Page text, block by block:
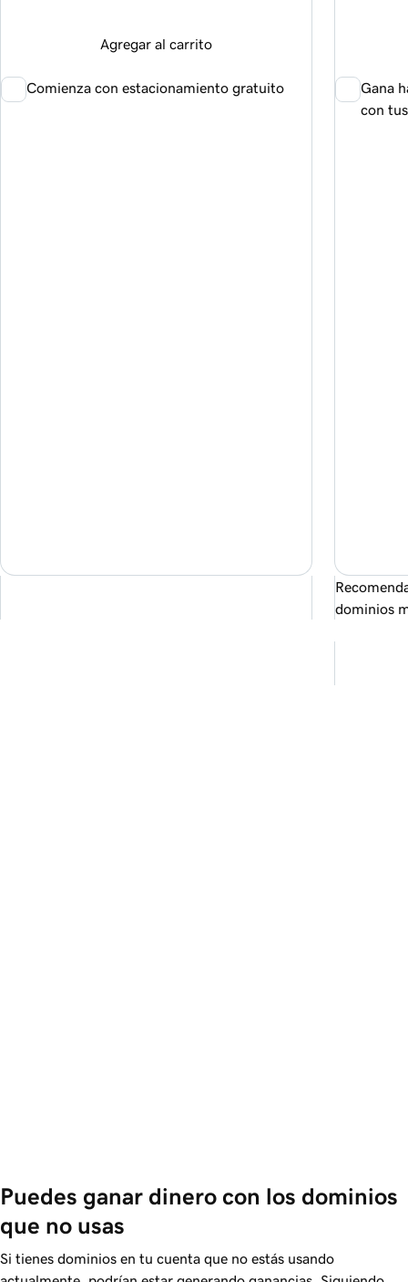
Agregar al carrito
Comienza con estacionamiento gratuito
dominios
Gana
con
Puedes ganar dinero con los dominios
que no usas
Si tienes dominios en tu cuenta que no estás usando